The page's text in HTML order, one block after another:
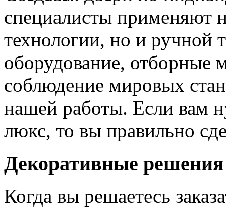
специалисты применяют
технологии, но и ручной
оборудование, отборные
соблюдение мировых
нашей работы. Если вам
люкс, то вы правильно
Декоративные решения
Когда вы решаетесь